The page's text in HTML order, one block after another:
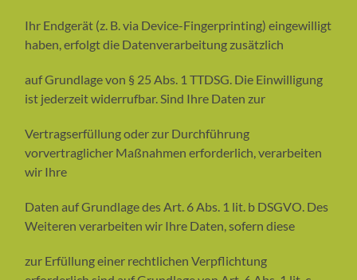
Ihr Endgerät (z. B. via Device-Fingerprinting) eingewilligt
haben, erfolgt die Datenverarbeitung zusätzlich
auf Grundlage von § 25 Abs. 1 TTDSG. Die Einwilligung
ist jederzeit widerrufbar. Sind Ihre Daten zur
Vertragserfüllung oder zur Durchführung
vorvertraglicher Maßnahmen erforderlich, verarbeiten
wir Ihre
Daten auf Grundlage des Art. 6 Abs. 1 lit. b DSGVO. Des
Weiteren verarbeiten wir Ihre Daten, sofern diese
zur Erfüllung einer rechtlichen Verpflichtung